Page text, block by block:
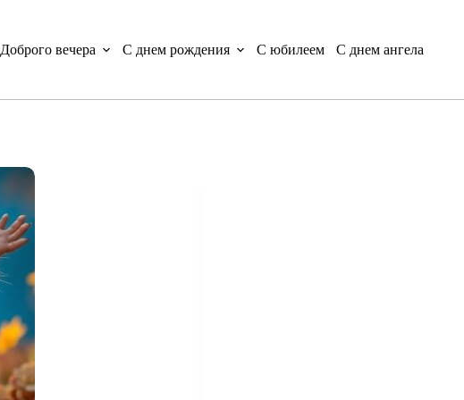
Доброго вечера С днем рождения С юбилеем С днем ангела